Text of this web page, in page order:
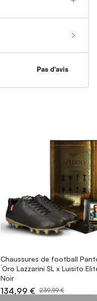
Chaussures de football
´Oro Lazzarini SL x Luisito
Noir
134,99 € 239,99 €